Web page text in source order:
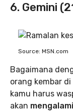
6. Gemini
Source: MSN.com
Bagaimana
orang kembar
kamu harus
akan